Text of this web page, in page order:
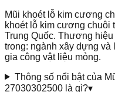
Mũi khoét lỗ kim cương
khoét lỗ kim cương chuôi
Trung Quốc. Thương
trong: ngành xây dựng và
gia công vật liệu mỏng.
Thông số nổi bật của
27030302500 là gì?▾